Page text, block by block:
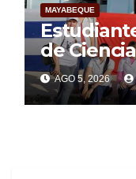
MAYABEQUE
de
pesquisa
AGO 5, 2026